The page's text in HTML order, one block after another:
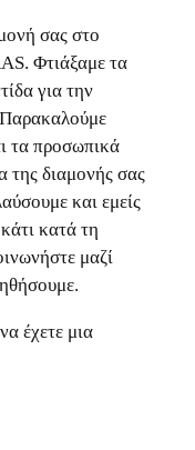
σας στο
Φτιάξαμε τα
για την
Παρακαλούμε
τα προσωπικά
της διαμονής σας
και εμείς
κατά τη
μαζί
έχετε μια